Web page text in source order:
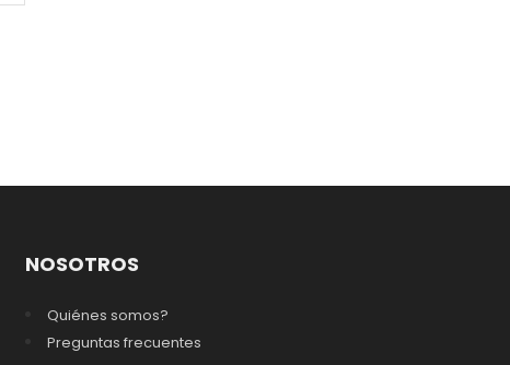
NOSOTROS
Quiénes somos?
Preguntas frecuentes